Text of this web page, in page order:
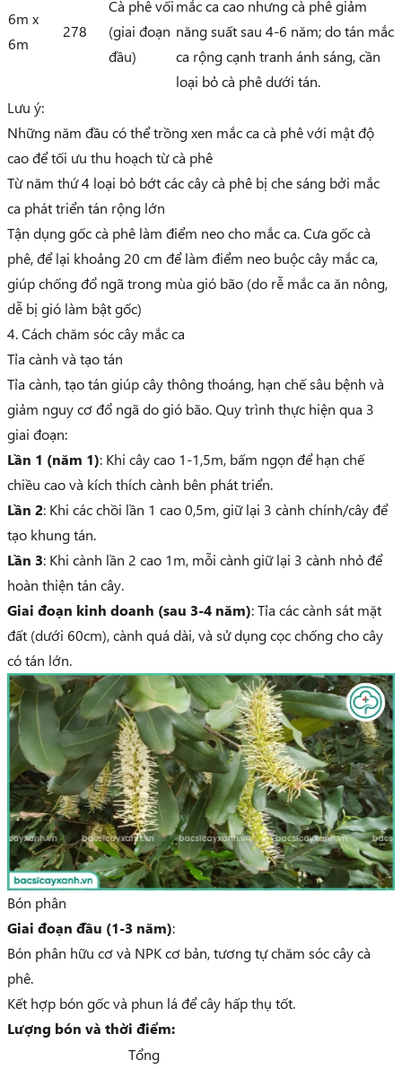
6m x
6m
278
Cà phê vối
(giai đoạn
đầu)
mắc ca cao nhưng cà phê giảm
năng suất sau 4-6 năm; do tán mắc
ca rộng cạnh tranh ánh sáng, cần
loại bỏ cà phê dưới tán.
Lưu ý:
Những năm đầu có thể trồng xen mắc ca cà phê với mật độ
cao để tối ưu thu hoạch từ cà phê
Từ năm thứ 4 loại bỏ bớt các cây cà phê bị che sáng bởi mắc
ca phát triển tán rộng lớn
Tận dụng gốc cà phê làm điểm neo cho mắc ca. Cưa gốc cà
phê, để lại khoảng 20 cm để làm điểm neo buộc cây mắc ca,
giúp chống đổ ngã trong mùa gió bão (do rễ mắc ca ăn nông,
dễ bị gió làm bật gốc)
4. Cách chăm sóc cây mắc ca
Tỉa cành và tạo tán
Tỉa cành, tạo tán giúp cây thông thoáng, hạn chế sâu bệnh và
giảm nguy cơ đổ ngã do gió bão. Quy trình thực hiện qua 3
giai đoạn:
Lần 1 (năm 1): Khi cây cao 1-1,5m, bấm ngọn để hạn chế
chiều cao và kích thích cành bên phát triển.
Lần 2: Khi các chồi lần 1 cao 0,5m, giữ lại 3 cành chính/cây để
tạo khung tán.
Lần 3: Khi cành lần 2 cao 1m, mỗi cành giữ lại 3 cành nhỏ để
hoàn thiện tán cây.
Giai đoạn kinh doanh (sau 3-4 năm): Tỉa các cành sát mặt
đất (dưới 60cm), cành quá dài, và sử dụng cọc chống cho cây
có tán lớn.
Bón phân
Giai đoạn đầu (1-3 năm):
Bón phân hữu cơ và NPK cơ bản, tương tự chăm sóc cây cà
phê.
Kết hợp bón gốc và phun lá để cây hấp thụ tốt.
Lượng bón và thời điểm:
Tổng